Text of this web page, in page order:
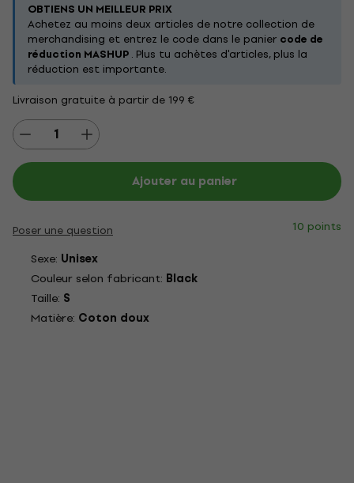
OBTIENS UN MEILLEUR PRIX
Achetez au moins deux articles de notre collection de
merchandising et entrez le code dans le panier code de
réduction MASHUP. Plus tu achètes d'articles, plus la
réduction est importante.
Livraison gratuite à partir de 199 €
Ajouter au panier
Poser une question
10 points
Sexe: Unisex
Couleur selon fabricant: Black
Taille: S
Matière: Coton doux